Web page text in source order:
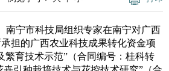
南宁市科技局组织专家在南宁对广西
担的广西农业科技成果转化资金项
繁育技术示范”（合同编号：桂科转